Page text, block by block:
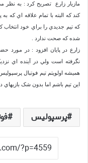
مازيار زارع تصريح کرد : به نظر
کند که البته با تمام علاقه اي که
که تيم جديدي را براي خود انتخاب
شده که صحت ندارد .
زارع در پايان افزود : در مورد
نگرفته است ولي در آينده اي
هميشه اولويتم تيم فوتبال
اين تيم باشم اما بدون شک بازيهاي
پرسپولیس